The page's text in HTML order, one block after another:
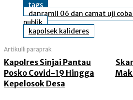
tags
danramil 06 dan camat uji
publik
kapolsek kalideres
Artikulli paraprak
Kapolres Sinjai Pantau
Posko Covid-19 Hingga
Kepelosok Desa